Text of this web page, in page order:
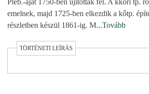
emelnek, majd 1725-ben elkezdik a kőtp.
részletben készül 1861-ig. M...Tovább
TÖRTÉNETI LEÍRÁS